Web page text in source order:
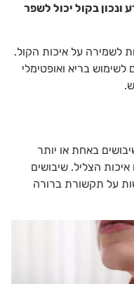
ונכון בקול יכול לשפר
לשמירה על איכות הקול.
בריא ואופטימלי
באחת או יותר
הצליל. שיבושים
על תקשורת ברורה